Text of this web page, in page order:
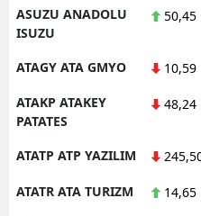
ASUZU ANADOLU
ISUZU
50,45
ATAGY ATA GMYO 10,59
ATAKP ATAKEY
PATATES
48,24
ATATP ATP YAZILIM
ATATR ATA TURIZM 14,65